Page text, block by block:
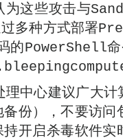
这些攻击与
过多种方式部署
的PowerShell
理中心建议广大
份），不要访
开启杀毒软件